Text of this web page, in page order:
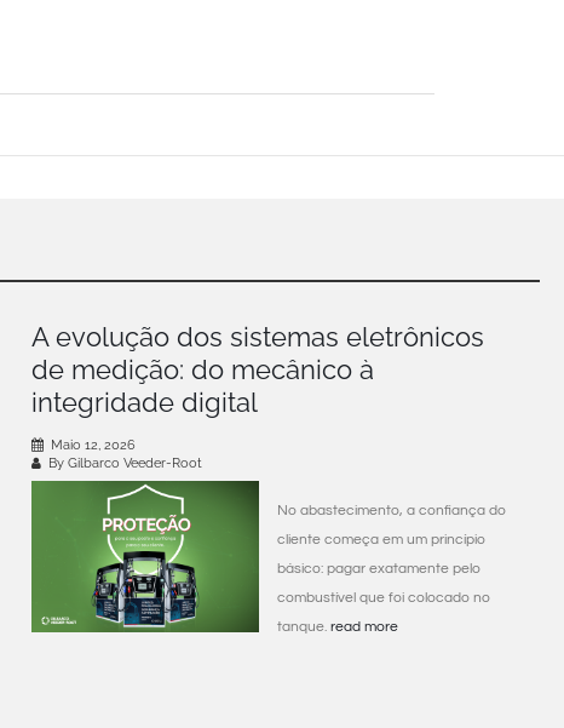
A evolução dos sistemas eletrônicos
de medição: do mecânico à
integridade digital
Maio 12, 2026
By Gilbarco Veeder-Root
No abastecimento, a confiança do
cliente começa em um princípio
básico: pagar exatamente pelo
combustível que foi colocado no
tanque. read more